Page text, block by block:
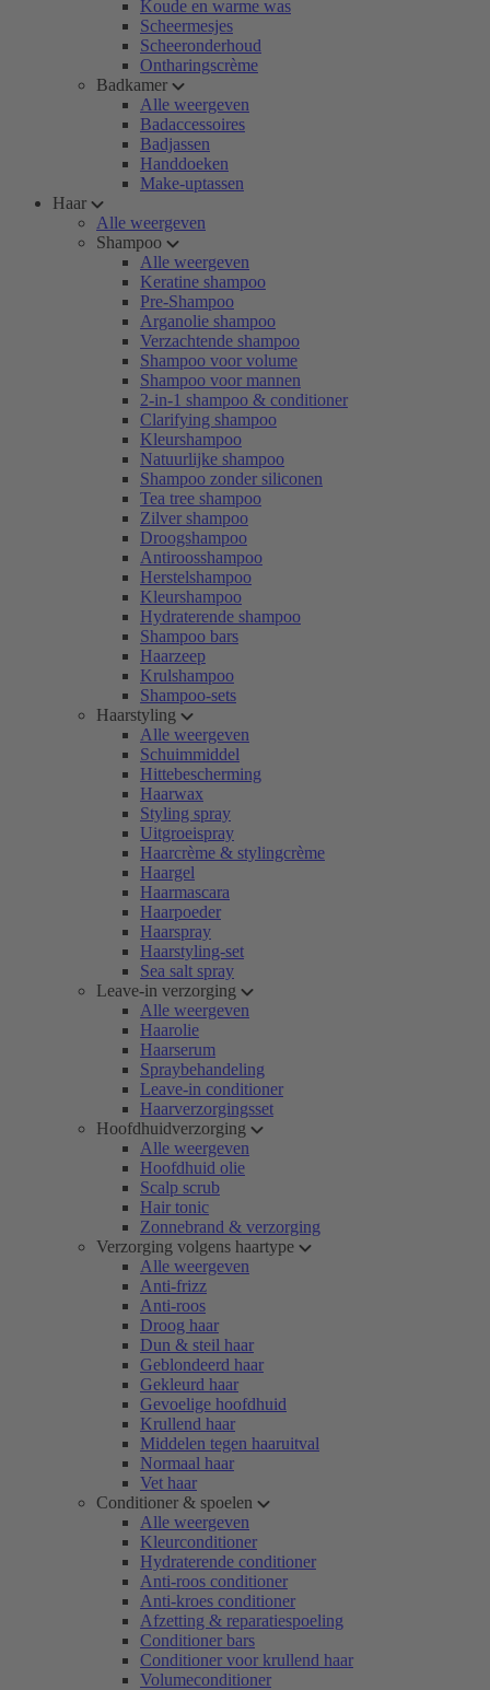
Koude en warme was
Scheermesjes
Scheeronderhoud
Ontharingscrème
Badkamer
Alle weergeven
Badaccessoires
Badjassen
Handdoeken
Make-uptassen
Haar
Alle weergeven
Shampoo
Alle weergeven
Keratine shampoo
Pre-Shampoo
Arganolie shampoo
Verzachtende shampoo
Shampoo voor volume
Shampoo voor mannen
2-in-1 shampoo & conditioner
Clarifying shampoo
Kleurshampoo
Natuurlijke shampoo
Shampoo zonder siliconen
Tea tree shampoo
Zilver shampoo
Droogshampoo
Antiroosshampoo
Herstelshampoo
Kleurshampoo
Hydraterende shampoo
Shampoo bars
Haarzeep
Krulshampoo
Shampoo-sets
Haarstyling
Alle weergeven
Schuimmiddel
Hittebescherming
Haarwax
Styling spray
Uitgroeispray
Haarcrème & stylingcrème
Haargel
Haarmascara
Haarpoeder
Haarspray
Haarstyling-set
Sea salt spray
Leave-in verzorging
Alle weergeven
Haarolie
Haarserum
Spraybehandeling
Leave-in conditioner
Haarverzorgingsset
Hoofdhuidverzorging
Alle weergeven
Hoofdhuid olie
Scalp scrub
Hair tonic
Zonnebrand & verzorging
Verzorging volgens haartype
Alle weergeven
Anti-frizz
Anti-roos
Droog haar
Dun & steil haar
Geblondeerd haar
Gekleurd haar
Gevoelige hoofdhuid
Krullend haar
Middelen tegen haaruitval
Normaal haar
Vet haar
Conditioner & spoelen
Alle weergeven
Kleurconditioner
Hydraterende conditioner
Anti-roos conditioner
Anti-kroes conditioner
Afzetting & reparatiespoeling
Conditioner bars
Conditioner voor krullend haar
Volumeconditioner